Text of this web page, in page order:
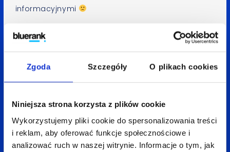
Zgoda Szczegóły O plikach cookies
Niniejsza strona korzysta z plików cookie
Wykorzystujemy pliki cookie do spersonalizowania treści
i reklam, aby oferować funkcje społecznościowe i
analizować ruch w naszej witrynie. Informacje o tym, jak
informacyjnymi
—
Aneta Mitko
Spodobał Ci się artykuł? Udostępnij go:
LinkedInFacebook
X